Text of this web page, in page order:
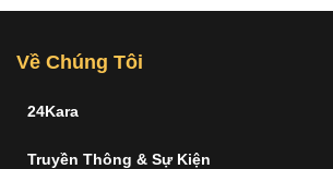
Về Chúng Tôi
24Kara
Truyền Thông & Sự Kiện